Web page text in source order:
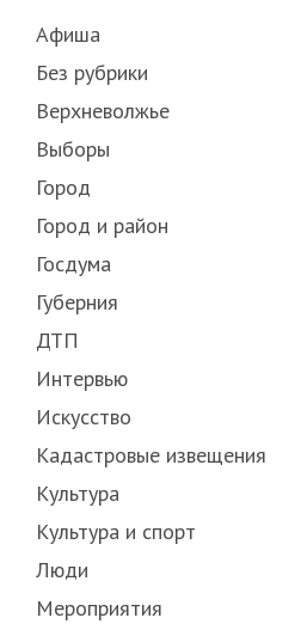
Афиша
Без рубрики
Верхневолжье
Выборы
Город
Город и район
Госдума
Губерния
ДТП
Интервью
Искусство
Кадастровые извещения
Культура
Культура и спорт
Люди
Мероприятия